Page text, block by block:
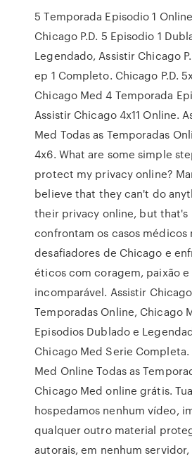
5 Temporada Episodio 1
Chicago P.D. 5 Episodio 1
Legendado, Assistir Chicago
ep 1 Completo. Chicago P.D.
Chicago Med 4 Temporada
Assistir Chicago 4x11 Online.
Med Todas as Temporadas
4x6. What are some simple
protect my privacy online?
believe that they can't do
their privacy online, but that's
confrontam os casos médicos
desafiadores de Chicago e
éticos com coragem, paixão
incomparável. Assistir
Temporadas Online, Chicago
Episodios Dublado e
Chicago Med Serie
Med Online Todas as
Chicago Med online grátis.
hospedamos nenhum vídeo,
qualquer outro material
autorais, em nenhum